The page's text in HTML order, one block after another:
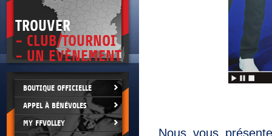
TROUVER
- CLUB/TOURNOI
- UN EVÈNEMENT
BOUTIQUE OFFICIELLE
APPEL À BÉNÉVOLES
MY FFVOLLEY
Nous vous